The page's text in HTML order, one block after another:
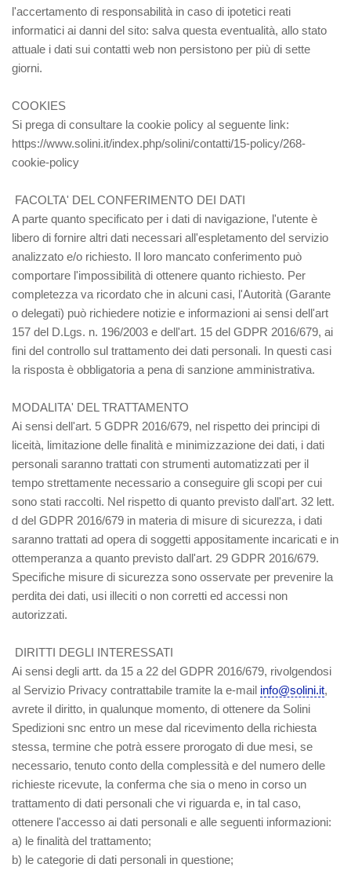
l'accertamento di responsabilità in caso di ipotetici reati
informatici ai danni del sito: salva questa eventualità, allo stato
attuale i dati sui contatti web non persistono per più di sette
giorni.
COOKIES
Si prega di consultare la cookie policy al seguente link:
https://www.solini.it/index.php/solini/contatti/15-policy/268-
cookie-policy
FACOLTA' DEL CONFERIMENTO DEI DATI
A parte quanto specificato per i dati di navigazione, l'utente è
libero di fornire altri dati necessari all'espletamento del servizio
analizzato e/o richiesto. Il loro mancato conferimento può
comportare l'impossibilità di ottenere quanto richiesto. Per
completezza va ricordato che in alcuni casi, l'Autorità (Garante
o delegati) può richiedere notizie e informazioni ai sensi dell'art
157 del D.Lgs. n. 196/2003 e dell'art. 15 del GDPR 2016/679, ai
fini del controllo sul trattamento dei dati personali. In questi casi
la risposta è obbligatoria a pena di sanzione amministrativa.
MODALITA' DEL TRATTAMENTO
Ai sensi dell'art. 5 GDPR 2016/679, nel rispetto dei principi di
liceità, limitazione delle finalità e minimizzazione dei dati, i dati
personali saranno trattati con strumenti automatizzati per il
tempo strettamente necessario a conseguire gli scopi per cui
sono stati raccolti. Nel rispetto di quanto previsto dall'art. 32 lett.
d del GDPR 2016/679 in materia di misure di sicurezza, i dati
saranno trattati ad opera di soggetti appositamente incaricati e in
ottemperanza a quanto previsto dall'art. 29 GDPR 2016/679.
Specifiche misure di sicurezza sono osservate per prevenire la
perdita dei dati, usi illeciti o non corretti ed accessi non
autorizzati.
DIRITTI DEGLI INTERESSATI
Ai sensi degli artt. da 15 a 22 del GDPR 2016/679, rivolgendosi
al Servizio Privacy contrattabile tramite la e-mail info@solini.it,
avrete il diritto, in qualunque momento, di ottenere da Solini
Spedizioni snc entro un mese dal ricevimento della richiesta
stessa, termine che potrà essere prorogato di due mesi, se
necessario, tenuto conto della complessità e del numero delle
richieste ricevute, la conferma che sia o meno in corso un
trattamento di dati personali che vi riguarda e, in tal caso,
ottenere l'accesso ai dati personali e alle seguenti informazioni:
a) le finalità del trattamento;
b) le categorie di dati personali in questione;